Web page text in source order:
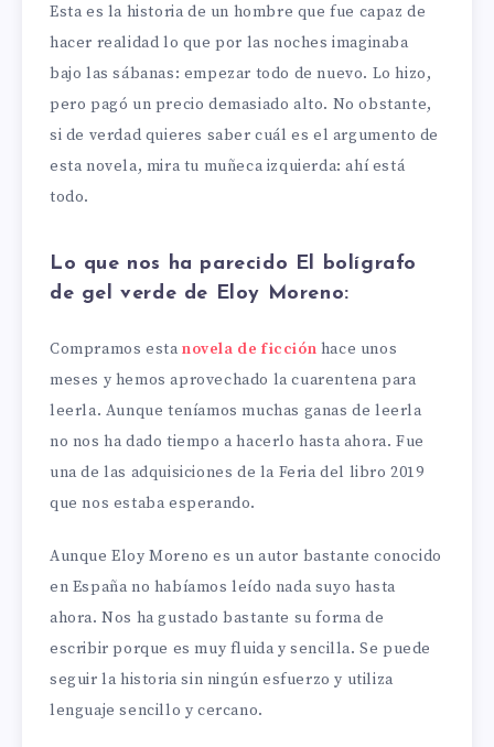
Esta es la historia de un hombre que fue capaz de
hacer realidad lo que por las noches imaginaba
bajo las sábanas: empezar todo de nuevo. Lo hizo,
pero pagó un precio demasiado alto. No obstante,
si de verdad quieres saber cuál es el argumento de
esta novela, mira tu muñeca izquierda: ahí está
todo.
Lo que nos ha parecido El bolígrafo
de gel verde de Eloy Moreno:
Compramos esta novela de ficción hace unos
meses y hemos aprovechado la cuarentena para
leerla. Aunque teníamos muchas ganas de leerla
no nos ha dado tiempo a hacerlo hasta ahora. Fue
una de las adquisiciones de la Feria del libro 2019
que nos estaba esperando.
Aunque Eloy Moreno es un autor bastante conocido
en España no habíamos leído nada suyo hasta
ahora. Nos ha gustado bastante su forma de
escribir porque es muy fluida y sencilla. Se puede
seguir la historia sin ningún esfuerzo y utiliza
lenguaje sencillo y cercano.